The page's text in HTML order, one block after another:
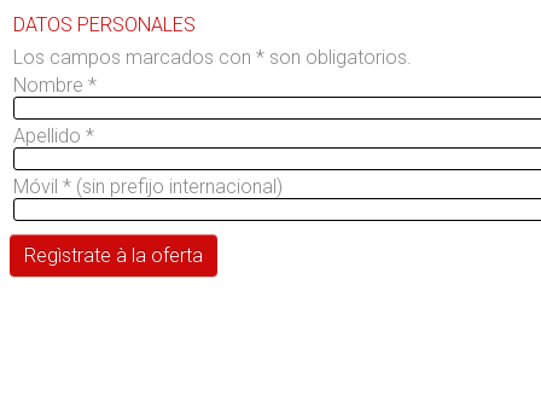
DATOS PERSONALES
Los campos marcados con * son obligatorios.
Nombre *
Apellido *
Móvil * (sin prefijo internacional)
Regìstrate à la oferta